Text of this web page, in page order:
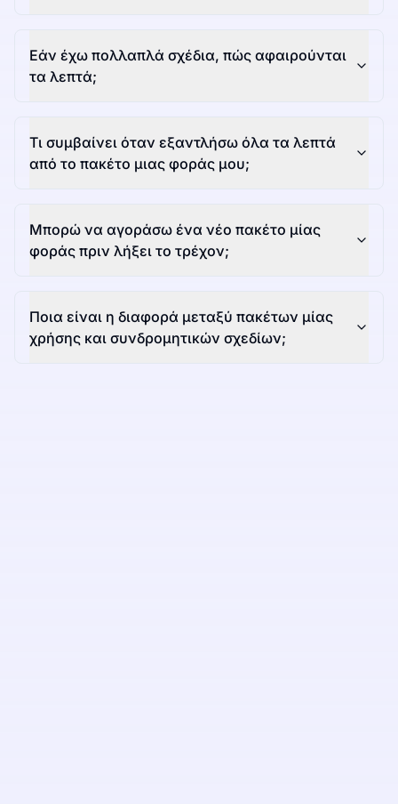
Εάν έχω πολλαπλά σχέδια, πώς αφαιρούνται
τα λεπτά;
Τι συμβαίνει όταν εξαντλήσω όλα τα λεπτά
από το πακέτο μιας φοράς μου;
Μπορώ να αγοράσω ένα νέο πακέτο μίας
φοράς πριν λήξει το τρέχον;
Ποια είναι η διαφορά μεταξύ πακέτων μίας
χρήσης και συνδρομητικών σχεδίων;